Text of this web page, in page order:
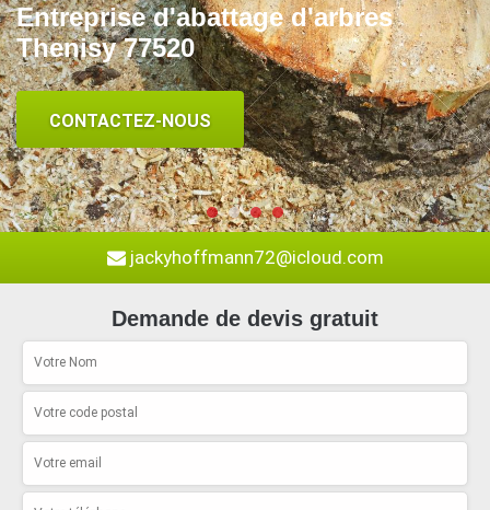
Entreprise d'abattage d'arbres
Thenisy 77520
CONTACTEZ-NOUS
jackyhoffmann72@icloud.com
Demande de devis gratuit